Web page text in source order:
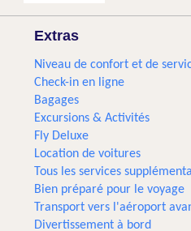
Extras
Niveau de confort et de
Check-in en ligne
Bagages
Excursions & Activités
Fly Deluxe
Location de voitures
Tous les services
Bien préparé pour le voyage
Transport vers l'aéroport
Divertissement à bord